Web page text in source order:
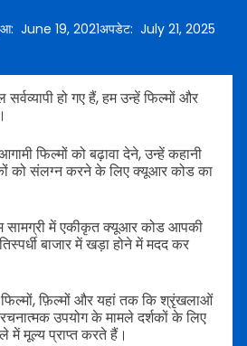
: June 19, 2021अपडेट: July 21, 2025
हो गए हैं, हम उन्हें फिल्मों और
फिल्मों को बढ़ावा देने, उन्हें कहानी
को संलग्न करने के लिए क्यूआर कोड का
सामग्री में एकीकृत क्यूआर कोड आपकी
बाजार में खड़ा होने में मदद कर
फ़िल्मों और यहां तक कि श्रृंखलाओं
उपयोग के मामले दर्शकों के लिए
मूल्य प्राप्त करते हैं।